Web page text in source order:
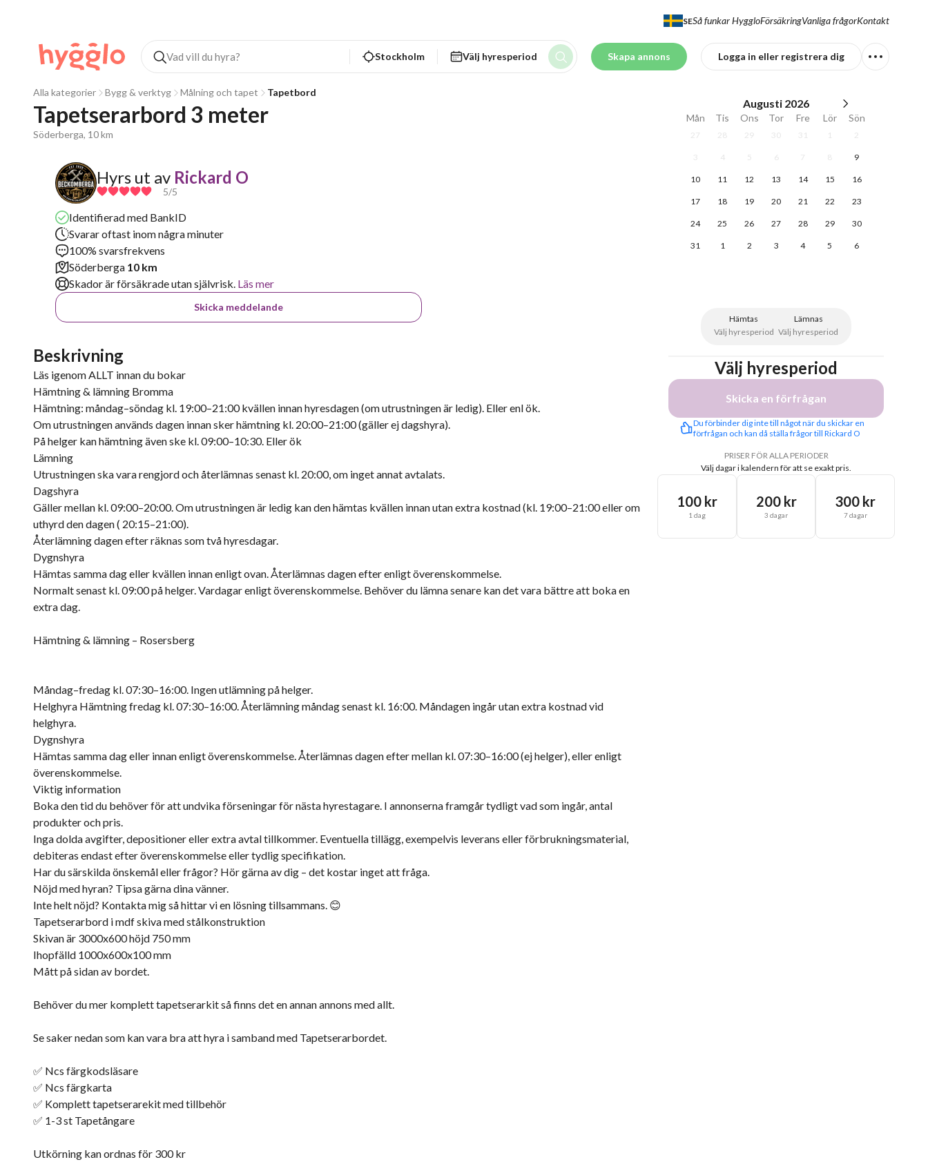
SESå funkar HyggloFörsäkringVanliga frågorKontakt
Stockholm Välj hyresperiod Skapa annons Logga in eller registrera dig
Alla kategorier Bygg & verktyg Målning och tapet Tapetbord
Tapetserarbord 3 meter
Söderberga, 10 km
Hyrs ut av Rickard O
5/5
Identifierad med BankID
Svarar oftast inom några minuter
100% svarsfrekvens
Söderberga 10 km
Skador är försäkrade utan självrisk. Läs mer
Skicka meddelande
Beskrivning
Läs igenom ALLT innan du bokar
Hämtning & lämning Bromma
Hämtning: måndag–söndag kl. 19:00–21:00 kvällen innan hyresdagen (om utrustningen är ledig). Eller enl ök.
Om utrustningen används dagen innan sker hämtning kl. 20:00–21:00 (gäller ej dagshyra).
På helger kan hämtning även ske kl. 09:00–10:30. Eller ök
Lämning
Utrustningen ska vara rengjord och återlämnas senast kl. 20:00, om inget annat avtalats.
Dagshyra
Gäller mellan kl. 09:00–20:00. Om utrustningen är ledig kan den hämtas kvällen innan utan extra kostnad (kl. 19:00–21:00 eller om
uthyrd den dagen ( 20:15–21:00).
Återlämning dagen efter räknas som två hyresdagar.
Dygnshyra
Hämtas samma dag eller kvällen innan enligt ovan. Återlämnas dagen efter enligt överenskommelse.
Normalt senast kl. 09:00 på helger. Vardagar enligt överenskommelse. Behöver du lämna senare kan det vara bättre att boka en
extra dag.
Hämtning & lämning – Rosersberg
Måndag–fredag kl. 07:30–16:00. Ingen utlämning på helger.
Helghyra Hämtning fredag kl. 07:30–16:00. Återlämning måndag senast kl. 16:00. Måndagen ingår utan extra kostnad vid
helghyra.
Dygnshyra
Hämtas samma dag eller innan enligt överenskommelse. Återlämnas dagen efter mellan kl. 07:30–16:00 (ej helger), eller enligt
överenskommelse.
Viktig information
Boka den tid du behöver för att undvika förseningar för nästa hyrestagare. I annonserna framgår tydligt vad som ingår, antal
produkter och pris.
Inga dolda avgifter, depositioner eller extra avtal tillkommer. Eventuella tillägg, exempelvis leverans eller förbrukningsmaterial,
debiteras endast efter överenskommelse eller tydlig specifikation.
Har du särskilda önskemål eller frågor? Hör gärna av dig – det kostar inget att fråga.
Nöjd med hyran? Tipsa gärna dina vänner.
Inte helt nöjd? Kontakta mig så hittar vi en lösning tillsammans. 😊
Tapetserarbord i mdf skiva med stålkonstruktion
Skivan är 3000x600 höjd 750 mm
Ihopfälld 1000x600x100 mm
Mått på sidan av bordet.
Behöver du mer komplett tapetserarkit så finns det en annan annons med allt.
Se saker nedan som kan vara bra att hyra i samband med Tapetserarbordet.
✅ Ncs färgkodsläsare
✅ Ncs färgkarta
✅ Komplett tapetserarekit med tillbehör
✅ 1-3 st Tapetångare
Utkörning kan ordnas för 300 kr
Augusti 2026
Mån Tis Ons Tor Fre Lör Sön
27 28 29 30 31 1 2
3 4 5 6 7 8 9
10 11 12 13 14 15 16
17 18 19 20 21 22 23
24 25 26 27 28 29 30
31 1 2 3 4 5 6
Hämtas
Välj hyresperiod
Lämnas
Välj hyresperiod
Välj hyresperiod
Skicka en förfrågan
Du förbinder dig inte till något när du skickar en
förfrågan och kan då ställa frågor till Rickard O
PRISER FÖR ALLA PERIODER
Välj dagar i kalendern för att se exakt pris.
100 kr
1 dag
200 kr
3 dagar
300 kr
7 dagar